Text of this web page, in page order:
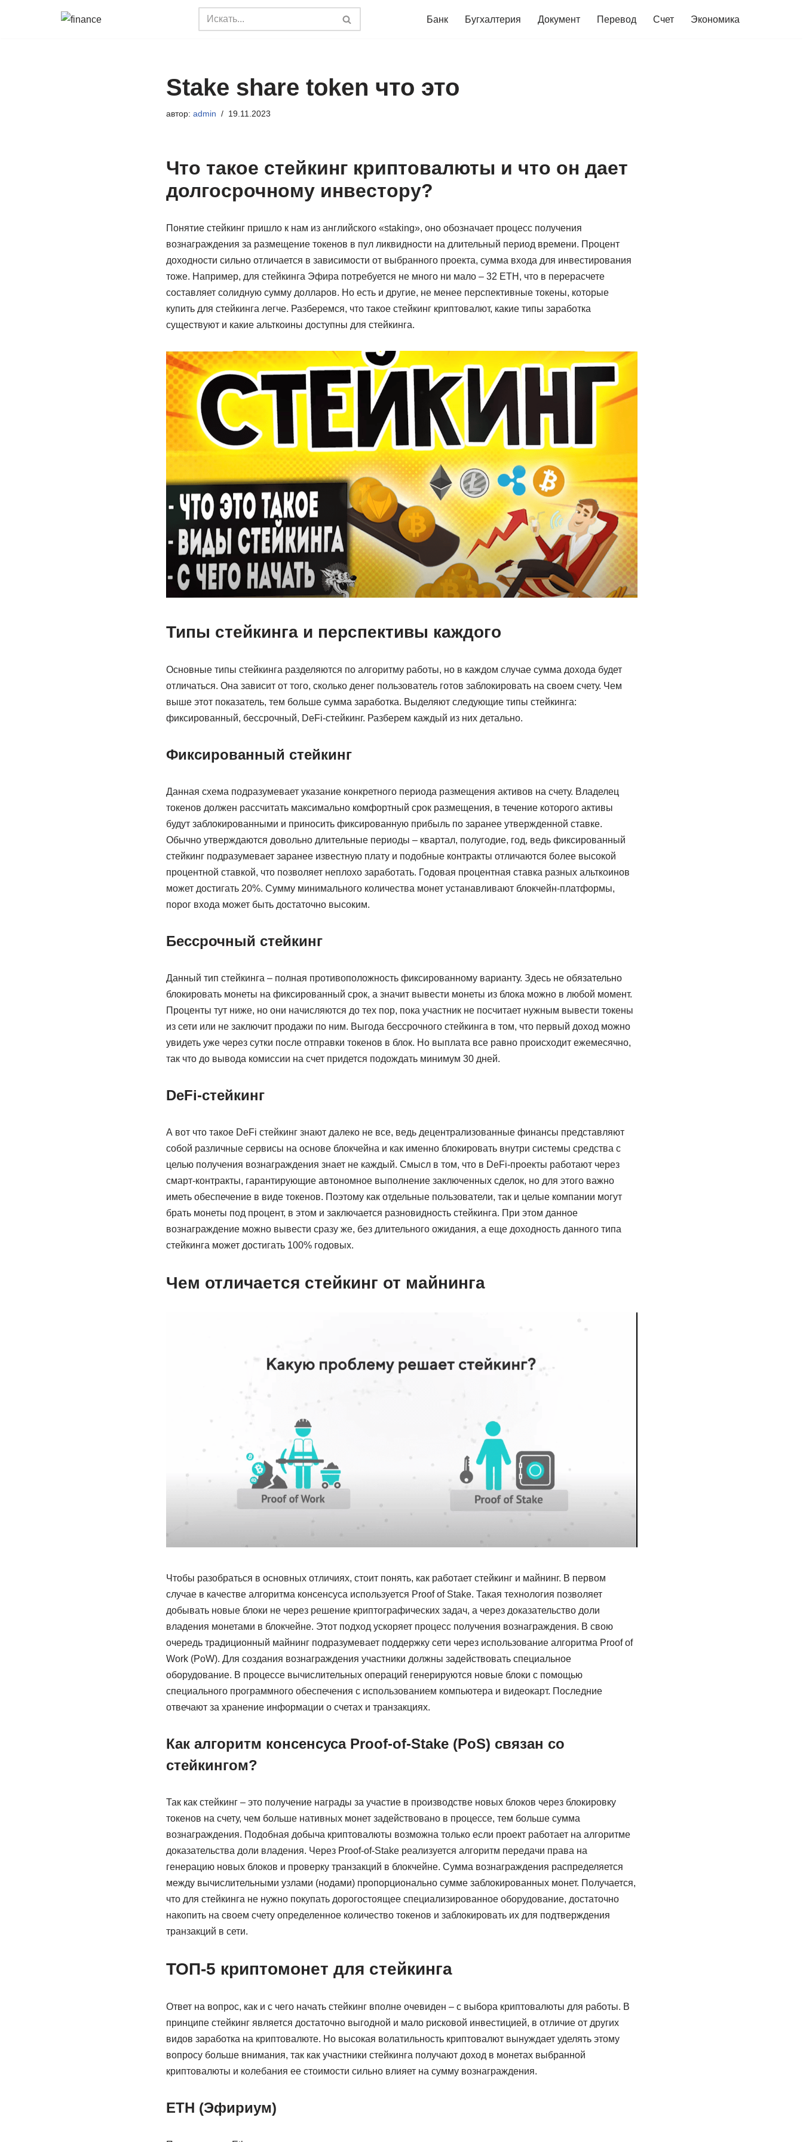
Банк Бугхалтерия Документ Перевод Счет Экономика
Stake share token что это
автор: admin 19.11.2023
Что такое стейкинг криптовалюты и что он дает
долгосрочному инвестору?
Понятие стейкинг пришло к нам из английского «staking», оно обозначает процесс получения
вознаграждения за размещение токенов в пул ликвидности на длительный период времени. Процент
доходности сильно отличается в зависимости от выбранного проекта, сумма входа для инвестирования
тоже. Например, для стейкинга Эфира потребуется не много ни мало – 32 ETH, что в перерасчете
составляет солидную сумму долларов. Но есть и другие, не менее перспективные токены, которые
купить для стейкинга легче. Разберемся, что такое стейкинг криптовалют, какие типы заработка
существуют и какие альткоины доступны для стейкинга.
Типы стейкинга и перспективы каждого
Основные типы стейкинга разделяются по алгоритму работы, но в каждом случае сумма дохода будет
отличаться. Она зависит от того, сколько денег пользователь готов заблокировать на своем счету. Чем
выше этот показатель, тем больше сумма заработка. Выделяют следующие типы стейкинга:
фиксированный, бессрочный, DeFi-стейкинг. Разберем каждый из них детально.
Фиксированный стейкинг
Данная схема подразумевает указание конкретного периода размещения активов на счету. Владелец
токенов должен рассчитать максимально комфортный срок размещения, в течение которого активы
будут заблокированными и приносить фиксированную прибыль по заранее утвержденной ставке.
Обычно утверждаются довольно длительные периоды – квартал, полугодие, год, ведь фиксированный
стейкинг подразумевает заранее известную плату и подобные контракты отличаются более высокой
процентной ставкой, что позволяет неплохо заработать. Годовая процентная ставка разных альткоинов
может достигать 20%. Сумму минимального количества монет устанавливают блокчейн-платформы,
порог входа может быть достаточно высоким.
Бессрочный стейкинг
Данный тип стейкинга – полная противоположность фиксированному варианту. Здесь не обязательно
блокировать монеты на фиксированный срок, а значит вывести монеты из блока можно в любой момент.
Проценты тут ниже, но они начисляются до тех пор, пока участник не посчитает нужным вывести токены
из сети или не заключит продажи по ним. Выгода бессрочного стейкинга в том, что первый доход можно
увидеть уже через сутки после отправки токенов в блок. Но выплата все равно происходит ежемесячно,
так что до вывода комиссии на счет придется подождать минимум 30 дней.
DeFi-стейкинг
А вот что такое DeFi стейкинг знают далеко не все, ведь децентрализованные финансы представляют
собой различные сервисы на основе блокчейна и как именно блокировать внутри системы средства с
целью получения вознаграждения знает не каждый. Смысл в том, что в DeFi-проекты работают через
смарт-контракты, гарантирующие автономное выполнение заключенных сделок, но для этого важно
иметь обеспечение в виде токенов. Поэтому как отдельные пользователи, так и целые компании могут
брать монеты под процент, в этом и заключается разновидность стейкинга. При этом данное
вознаграждение можно вывести сразу же, без длительного ожидания, а еще доходность данного типа
стейкинга может достигать 100% годовых.
Чем отличается стейкинг от майнинга
Чтобы разобраться в основных отличиях, стоит понять, как работает стейкинг и майнинг. В первом
случае в качестве алгоритма консенсуса используется Proof of Stake. Такая технология позволяет
добывать новые блоки не через решение криптографических задач, а через доказательство доли
владения монетами в блокчейне. Этот подход ускоряет процесс получения вознаграждения. В свою
очередь традиционный майнинг подразумевает поддержку сети через использование алгоритма Proof of
Work (PoW). Для создания вознаграждения участники должны задействовать специальное
оборудование. В процессе вычислительных операций генерируются новые блоки с помощью
специального программного обеспечения с использованием компьютера и видеокарт. Последние
отвечают за хранение информации о счетах и транзакциях.
Как алгоритм консенсуса Proof-of-Stake (PoS) связан со
стейкингом?
Так как стейкинг – это получение награды за участие в производстве новых блоков через блокировку
токенов на счету, чем больше нативных монет задействовано в процессе, тем больше сумма
вознаграждения. Подобная добыча криптовалюты возможна только если проект работает на алгоритме
доказательства доли владения. Через Proof-of-Stake реализуется алгоритм передачи права на
генерацию новых блоков и проверку транзакций в блокчейне. Сумма вознаграждения распределяется
между вычислительными узлами (нодами) пропорционально сумме заблокированных монет. Получается,
что для стейкинга не нужно покупать дорогостоящее специализированное оборудование, достаточно
накопить на своем счету определенное количество токенов и заблокировать их для подтверждения
транзакций в сети.
ТОП-5 криптомонет для стейкинга
Ответ на вопрос, как и с чего начать стейкинг вполне очевиден – с выбора криптовалюты для работы. В
принципе стейкинг является достаточно выгодной и мало рисковой инвестицией, в отличие от других
видов заработка на криптовалюте. Но высокая волатильность криптовалют вынуждает уделять этому
вопросу больше внимания, так как участники стейкинга получают доход в монетах выбранной
криптовалюты и колебания ее стоимости сильно влияет на сумму вознаграждения.
ETH (Эфириум)